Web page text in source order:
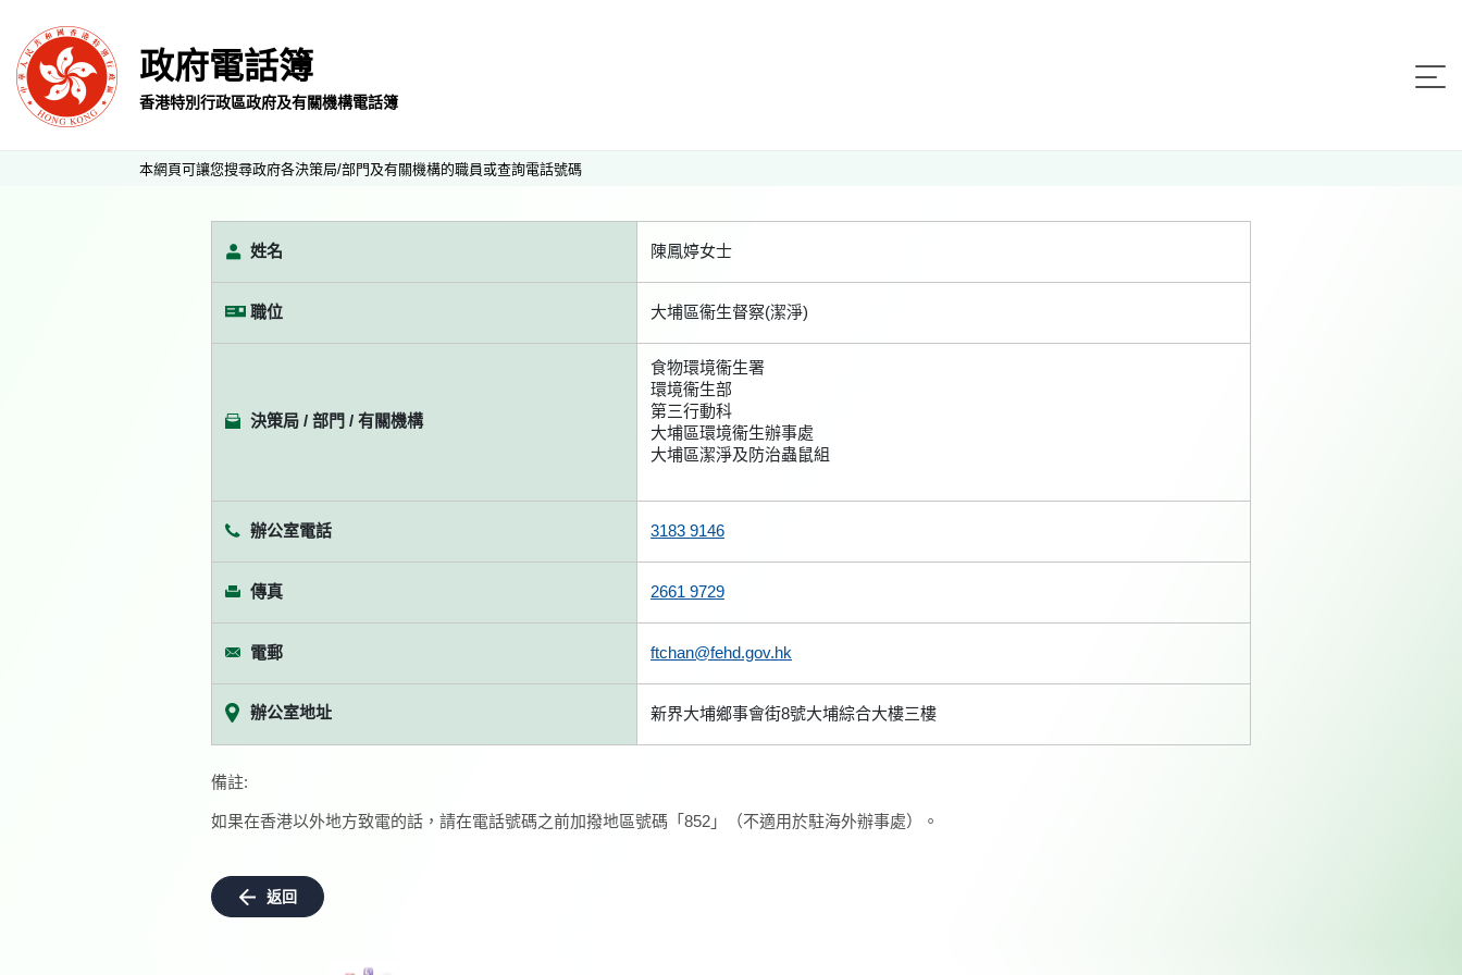
政府電話簿
香港特別行政區政府及有關機構電話簿
本網頁可讓您搜尋政府各決策局/部門及有關機構的職員或查詢電話號碼
姓名 陳鳳婷女士
職位 大埔區衞生督察(潔淨)
決策局 / 部門 / 有關機構
食物環境衞生署
環境衞生部
第三行動科
大埔區環境衞生辦事處
大埔區潔淨及防治蟲鼠組
辦公室電話 3183 9146
傳真 2661 9729
電郵 ftchan@fehd.gov.hk
辦公室地址 新界大埔鄉事會街8號大埔綜合大樓三樓
備註:
如果在香港以外地方致電的話，請在電話號碼之前加撥地區號碼「852」（不適用於駐海外辦事處）。
返回